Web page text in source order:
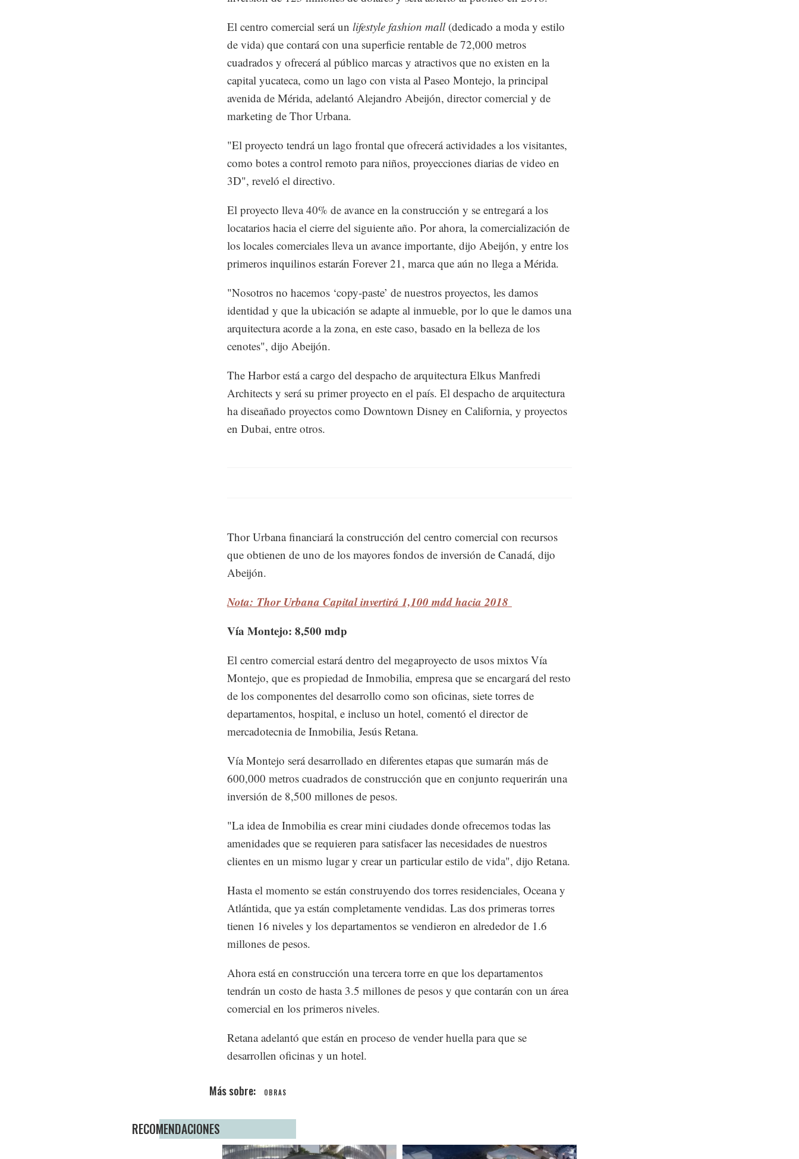
El centro comercial será un lifestyle fashion mall(dedicado a moda y estilo
de vida) que contará con una superficie rentable de 72,000 metros
cuadrados y ofrecerá al público marcas y atractivos que no existen en la
capital yucateca, como un lago con vista al Paseo Montejo, la principal
avenida de Mérida, adelantó Alejandro Abeijón, director comercial y de
marketing de Thor Urbana.
"El proyecto tendrá un lago frontal que ofrecerá actividades a los visitantes,
como botes a control remoto para niños, proyecciones diarias de video en
3D", reveló el directivo.
El proyecto lleva 40% de avance en la construcción y se entregará a los
locatarios hacia el cierre del siguiente año. Por ahora, la comercialización de
los locales comerciales lleva un avance importante, dijo Abeijón, y entre los
primeros inquilinos estarán Forever 21, marca que aún no llega a Mérida.
"Nosotros no hacemos ‘copy-paste’ de nuestros proyectos, les damos
identidad y que la ubicación se adapte al inmueble, por lo que le damos una
arquitectura acorde a la zona, en este caso, basado en la belleza de los
cenotes", dijo Abeijón.
The Harbor está a cargo del despacho de arquitectura Elkus Manfredi
Architects y será su primer proyecto en el país. El despacho de arquitectura
ha diseañado proyectos como Downtown Disney en California, y proyectos
en Dubai, entre otros.
Thor Urbana financiará la construcción del centro comercial con recursos
que obtienen de uno de los mayores fondos de inversión de Canadá, dijo
Abeijón.
Nota: Thor Urbana Capital invertirá 1,100 mdd hacia 2018
Vía Montejo: 8,500 mdp
El centro comercial estará dentro del megaproyecto de usos mixtos Vía
Montejo, que es propiedad de Inmobilia, empresa que se encargará del resto
de los componentes del desarrollo como son oficinas, siete torres de
departamentos, hospital, e incluso un hotel, comentó el director de
mercadotecnia de Inmobilia, Jesús Retana.
Vía Montejo será desarrollado en diferentes etapas que sumarán más de
600,000 metros cuadrados de construcción que en conjunto requerirán una
inversión de 8,500 millones de pesos.
"La idea de Inmobilia es crear mini ciudades donde ofrecemos todas las
amenidades que se requieren para satisfacer las necesidades de nuestros
clientes en un mismo lugar y crear un particular estilo de vida", dijo Retana.
Hasta el momento se están construyendo dos torres residenciales, Oceana y
Atlántida, que ya están completamente vendidas. Las dos primeras torres
tienen 16 niveles y los departamentos se vendieron en alrededor de 1.6
millones de pesos.
Ahora está en construcción una tercera torre en que los departamentos
tendrán un costo de hasta 3.5 millones de pesos y que contarán con un área
comercial en los primeros niveles.
Retana adelantó que están en proceso de vender huella para que se
desarrollen oficinas y un hotel.
OBRAS
RECOMENDACIONES